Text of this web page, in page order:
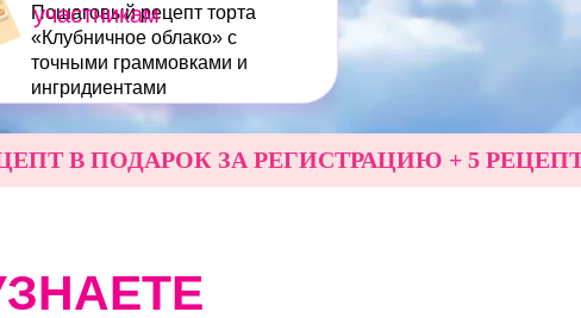
Пошаговый рецепт торта
«Клубничное облако» с
точными граммовками и
ингридиентами
участникам
ПОДАРОК ЗА РЕГИСТРАЦИЮ + 5 РЕЦЕПТОВ